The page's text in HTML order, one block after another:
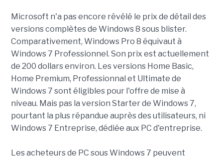
Microsoft n'a pas encore révélé le prix de détail des
versions complètes de Windows 8 sous blister.
Comparativement, Windows Pro 8 équivaut à
Windows 7 Professionnel. Son prix est actuellement
de 200 dollars environ. Les versions Home Basic,
Home Premium, Professionnal et Ultimate de
Windows 7 sont éligibles pour l'offre de mise à
niveau. Mais pas la version Starter de Windows 7,
pourtant la plus répandue auprès des utilisateurs, ni
Windows 7 Entreprise, dédiée aux PC d'entreprise.
Les acheteurs de PC sous Windows 7 peuvent